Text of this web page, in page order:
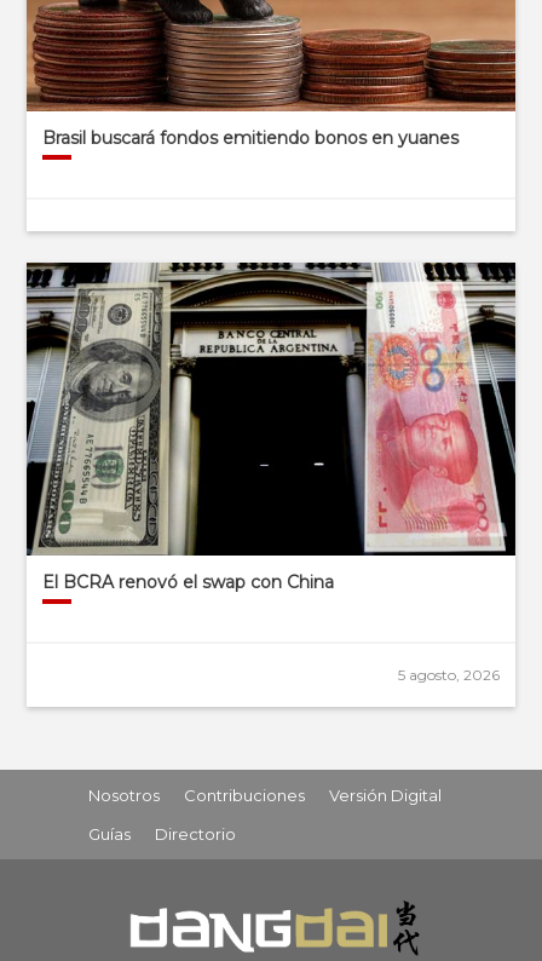
Brasil buscará fondos emitiendo bonos en yuanes
El BCRA renovó el swap con China
5 agosto, 2026
Nosotros Contribuciones
Versión Digital
Guías
Directorio